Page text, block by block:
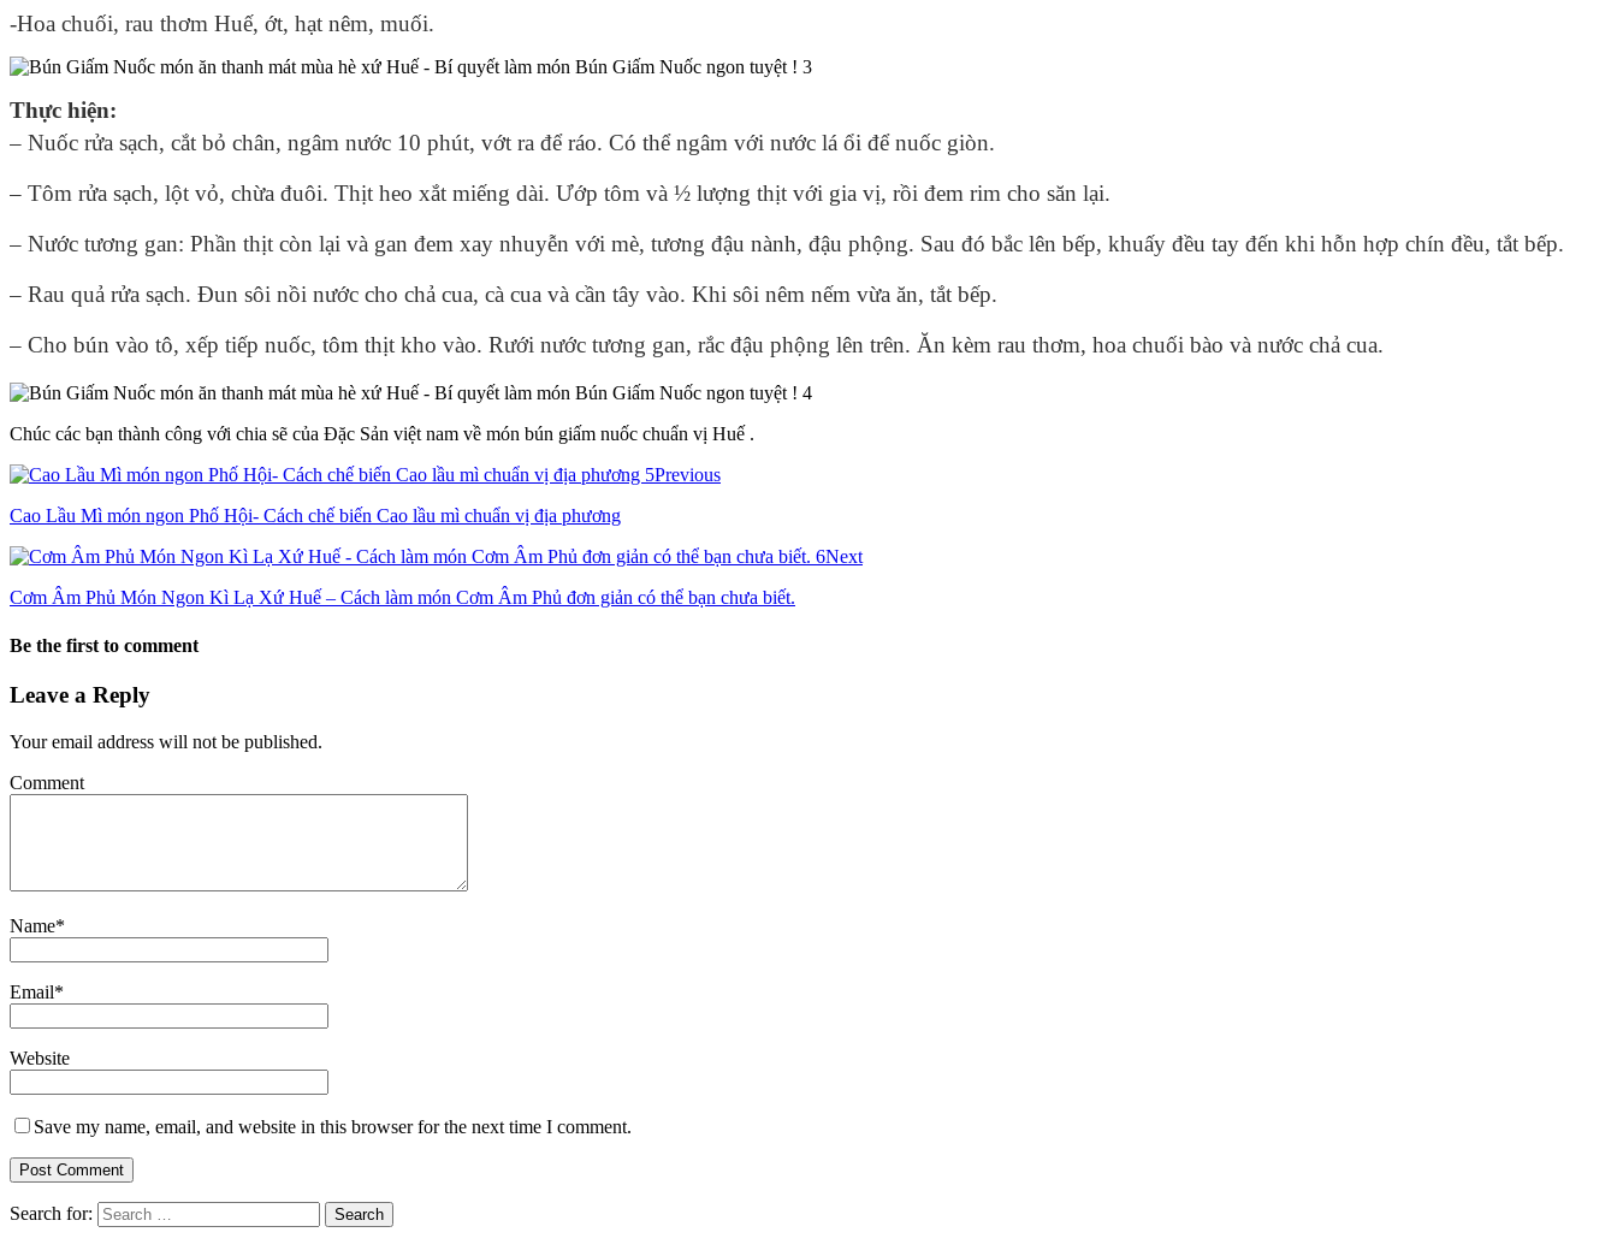
-Hoa chuối, rau thơm Huế, ớt, hạt nêm, muối.
Thực hiện:
– Nuốc rửa sạch, cắt bỏ chân, ngâm nước 10 phút, vớt ra để ráo. Có thể ngâm với nước lá ổi để nuốc giòn.
– Tôm rửa sạch, lột vỏ, chừa đuôi. Thịt heo xắt miếng dài. Ướp tôm và ½ lượng thịt với gia vị, rồi đem rim cho săn lại.
– Nước tương gan: Phần thịt còn lại và gan đem xay nhuyễn với mè, tương đậu nành, đậu phộng. Sau đó bắc lên bếp, khuấy đều tay đến khi hỗn hợp chín đều, tắt bếp.
– Rau quả rửa sạch. Đun sôi nồi nước cho chả cua, cà cua và cần tây vào. Khi sôi nêm nếm vừa ăn, tắt bếp.
– Cho bún vào tô, xếp tiếp nuốc, tôm thịt kho vào. Rưới nước tương gan, rắc đậu phộng lên trên. Ăn kèm rau thơm, hoa chuối bào và nước chả cua.
Chúc các bạn thành công với chia sẽ của Đặc Sản việt nam về món bún giấm nuốc chuẩn vị Huế .
Previous
Cao Lầu Mì món ngon Phố Hội- Cách chế biến Cao lầu mì chuẩn vị địa phương
Next
Cơm Âm Phủ Món Ngon Kì Lạ Xứ Huế – Cách làm món Cơm Âm Phủ đơn giản có thể bạn chưa biết.
Be the first to comment
Leave a Reply
Your email address will not be published.
Comment
Name*
Email*
Website
Save my name, email, and website in this browser for the next time I comment.
Search for: